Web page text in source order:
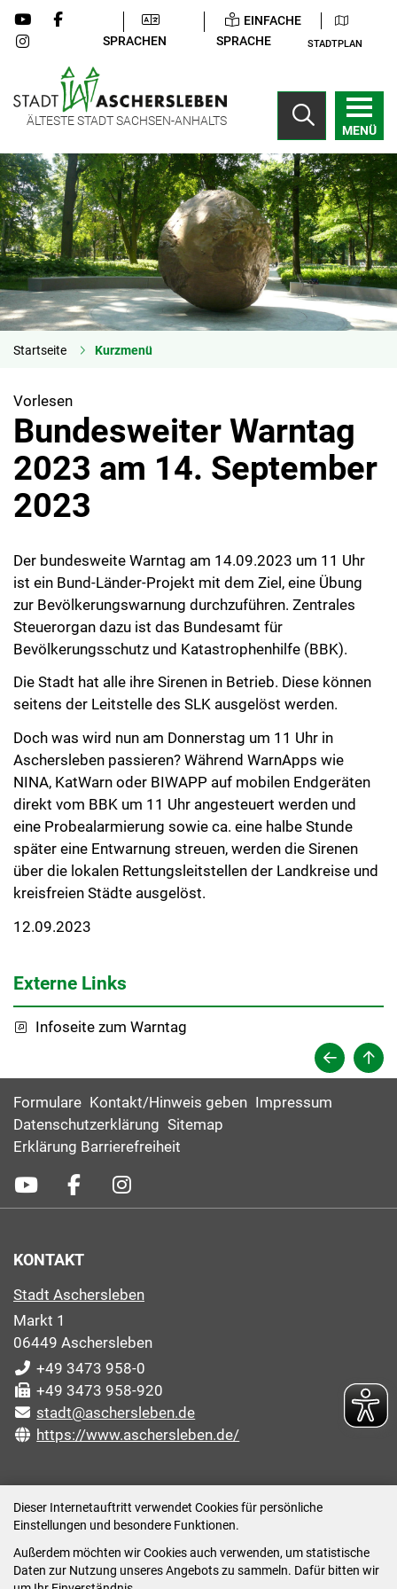
Dieser Internetauftritt verwendet Cookies für persönliche
Einstellungen und besondere Funktionen.
Außerdem möchten wir Cookies auch verwenden, um statistische
Daten zur Nutzung unseres Angebots zu sammeln. Dafür bitten wir
SPRACHEN
EINFACHE
SPRACHE
STADTPLAN
ÄLTESTE STADT SACHSEN-ANHALTS
MENÜ
Startseite Kurzmenü
Vorlesen
Bundesweiter Warntag
2023 am 14. September
2023
Der bundesweite Warntag am 14.09.2023 um 11 Uhr
ist ein Bund-Länder-Projekt mit dem Ziel, eine Übung
zur Bevölkerungswarnung durchzuführen. Zentrales
Steuerorgan dazu ist das Bundesamt für
Bevölkerungsschutz und Katastrophenhilfe (BBK).
Die Stadt hat alle ihre Sirenen in Betrieb. Diese können
seitens der Leitstelle des SLK ausgelöst werden.
Doch was wird nun am Donnerstag um 11 Uhr in
Aschersleben passieren? Während WarnApps wie
NINA, KatWarn oder BIWAPP auf mobilen Endgeräten
direkt vom BBK um 11 Uhr angesteuert werden und
eine Probealarmierung sowie ca. eine halbe Stunde
später eine Entwarnung streuen, werden die Sirenen
über die lokalen Rettungsleitstellen der Landkreise und
kreisfreien Städte ausgelöst.
12.09.2023
Externe Links
Infoseite zum Warntag
Formulare Kontakt/Hinweis geben Impressum
Datenschutzerklärung Sitemap
Erklärung Barrierefreiheit
KONTAKT
Stadt Aschersleben
Markt 1
06449 Aschersleben
+49 3473 958-0
+49 3473 958-920
stadt@aschersleben.de
https://www.aschersleben.de/
Montag: 09:00-12:00 /14:00-15:00 Uhr
Dienstag: 09:00-12:00 /14:00-16:00 Uhr
Mittwoch: 09:00 - 12:00 Uhr (nach vorheriger